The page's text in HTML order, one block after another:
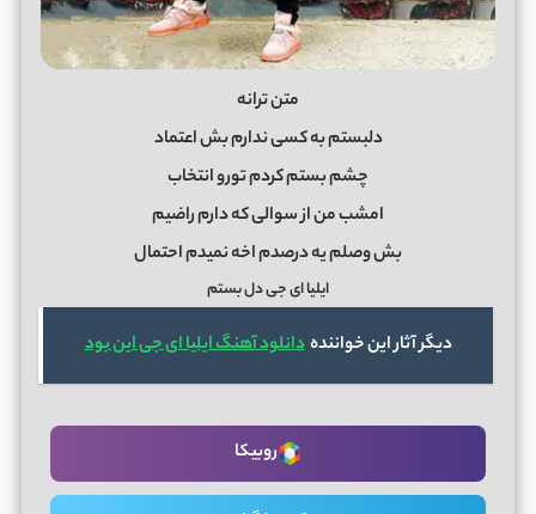
متن ترانه
دلبستم به کسی ندارم بش اعتماد
چشم بستم کردم تورو انتخاب
امشب من از سوالی که دارم راضیم
بش وصلم یه درصدم اخه نمیدم احتمال
ایلیا ای جی دل بستم
دیگر آثار این خوانندهدانلود آهنگ ایلیا ای جی این بود
روبیکا